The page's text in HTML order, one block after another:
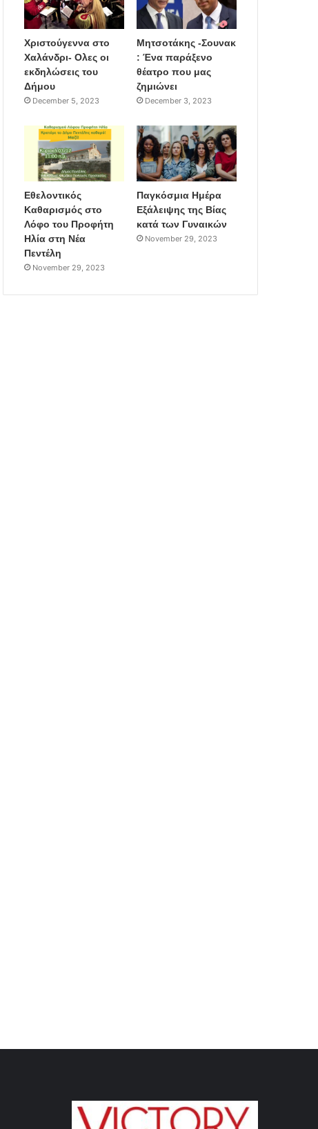
Χριστούγεννα στο
Χαλάνδρι- Ολες οι
εκδηλώσεις του
Δήμου
December 5, 2023
Μητσοτάκης -Σουνακ
: Ένα παράξενο
θέατρο που μας
ζημιώνει
December 3, 2023
Εθελοντικός
Καθαρισμός στο
Λόφο του Προφήτη
Ηλία στη Νέα
Πεντέλη
November 29, 2023
Παγκόσμια Ημέρα
Εξάλειψης της Βίας
κατά των Γυναικών
November 29, 2023